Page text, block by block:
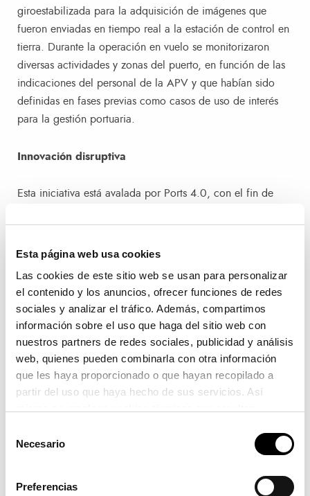
Esta página web usa cookies
Las cookies de este sitio web se usan para personalizar
el contenido y los anuncios, ofrecer funciones de redes
sociales y analizar el tráfico. Además, compartimos
información sobre el uso que haga del sitio web con
nuestros partners de redes sociales, publicidad y análisis
web, quienes pueden combinarla con otra información
que les haya proporcionado o que hayan recopilado a
partir del uso que haya hecho de sus servicios. Así
página y que son de obligada aceptación.
Necesario
Preferencias
giroestabilizada para la adquisición de imágenes que
fueron enviadas en tiempo real a la estación de control en
tierra. Durante la operación en vuelo se monitorizaron
diversas actividades y zonas del puerto, en función de las
indicaciones del personal de la APV y que habían sido
definidas en fases previas como casos de uso de interés
para la gestión portuaria.
Innovación disruptiva
Esta iniciativa está avalada por Ports 4.0, con el fin de
innovación abierta corporativa adoptado por Puertos del
apoyar y facilitar la aplicación del talento y
emprendimiento al sector logístico- portuario español
público y privado en el contexto de la 4ª revolución
industrial.
En el caso de la APV, a través de estos fondos quiere
potenciar los proyectos de sostenibilidad y
descarbonización en energías renovables, gestión eficiente
oportunidades de negocio en la cadena logística; la
el entorno más próximo, tanto la ciudad de València como